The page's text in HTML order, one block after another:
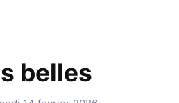
belles